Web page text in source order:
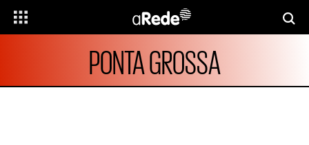
PONTA GROSSA